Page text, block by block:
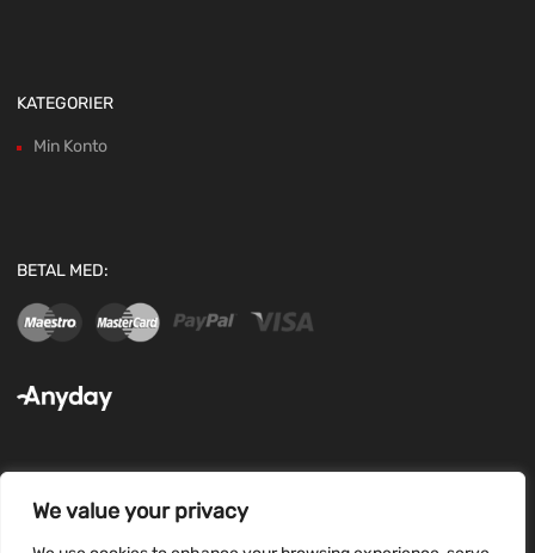
We value your privacy
KATEGORIER
Min Konto
BETAL MED:
FØLG OS: